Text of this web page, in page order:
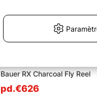
Bauer RX Charcoal Fly Reel
pd.€626